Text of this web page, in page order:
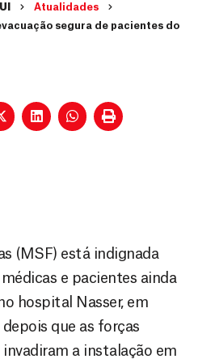
Atualidades
segura de pacientes do
(MSF) está indignada
e pacientes ainda
hospital Nasser, em
depois que as forças
invadiram a instalação em